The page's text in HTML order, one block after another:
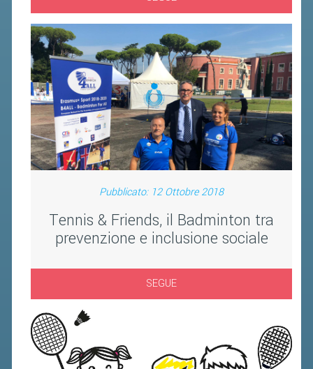
Pubblicato: 12 Ottobre 2018
Tennis & Friends, il Badminton tra
prevenzione e inclusione sociale
SEGUE
BANDI DI GARA E CONTRATTI
WHISTLEBLOWING
SPORTELLO FISCALE
NOVITÀ FISCALI
MODULISTICA
SCADENZARIO
DOCUMENTI E APPROFONDIMENTI
AIRBADMINTON
PICKLEBALL
CLASSIFICHE PICKLEBALL